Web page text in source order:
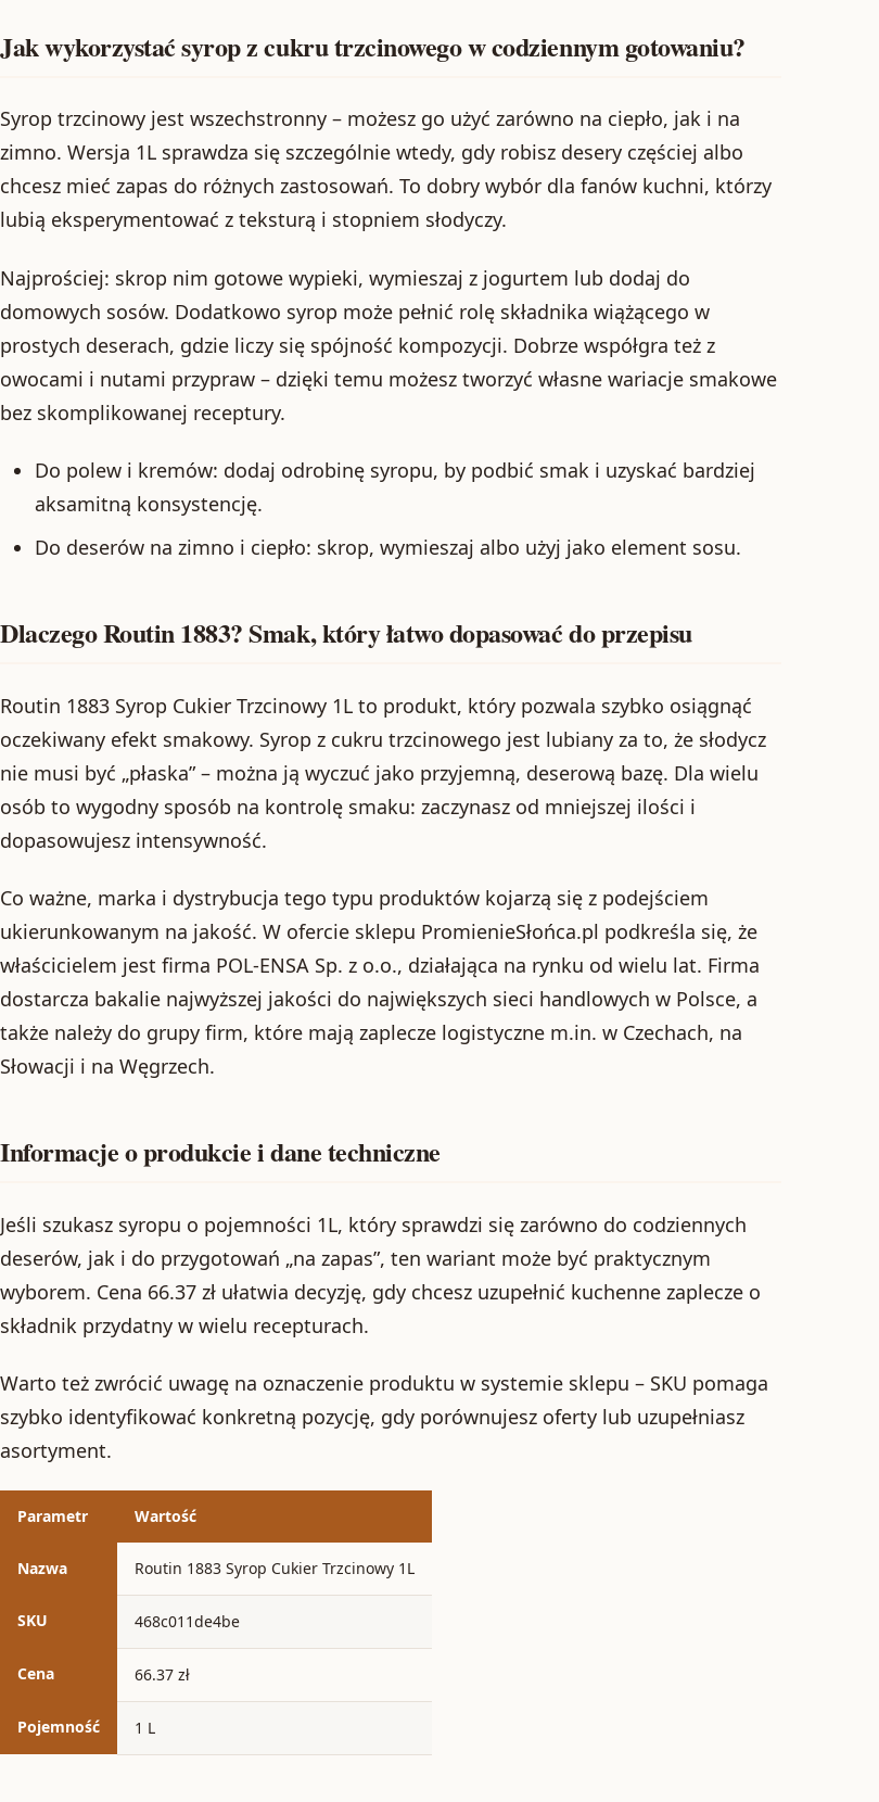
Jak wykorzystać syrop z cukru trzcinowego w codziennym gotowaniu?
Syrop trzcinowy jest wszechstronny – możesz go użyć zarówno na ciepło, jak i na
zimno. Wersja 1L sprawdza się szczególnie wtedy, gdy robisz desery częściej albo
chcesz mieć zapas do różnych zastosowań. To dobry wybór dla fanów kuchni, którzy
lubią eksperymentować z teksturą i stopniem słodyczy.
Najprościej: skrop nim gotowe wypieki, wymieszaj z jogurtem lub dodaj do
domowych sosów. Dodatkowo syrop może pełnić rolę składnika wiążącego w
prostych deserach, gdzie liczy się spójność kompozycji. Dobrze współgra też z
owocami i nutami przypraw – dzięki temu możesz tworzyć własne wariacje smakowe
bez skomplikowanej receptury.
Do polew i kremów: dodaj odrobinę syropu, by podbić smak i uzyskać bardziej
aksamitną konsystencję.
Do deserów na zimno i ciepło: skrop, wymieszaj albo użyj jako element sosu.
Dlaczego Routin 1883? Smak, który łatwo dopasować do przepisu
Routin 1883 Syrop Cukier Trzcinowy 1L to produkt, który pozwala szybko osiągnąć
oczekiwany efekt smakowy. Syrop z cukru trzcinowego jest lubiany za to, że słodycz
nie musi być „płaska” – można ją wyczuć jako przyjemną, deserową bazę. Dla wielu
osób to wygodny sposób na kontrolę smaku: zaczynasz od mniejszej ilości i
dopasowujesz intensywność.
Co ważne, marka i dystrybucja tego typu produktów kojarzą się z podejściem
ukierunkowanym na jakość. W ofercie sklepu PromienieSłońca.pl podkreśla się, że
właścicielem jest firma POL-ENSA Sp. z o.o., działająca na rynku od wielu lat. Firma
dostarcza bakalie najwyższej jakości do największych sieci handlowych w Polsce, a
także należy do grupy firm, które mają zaplecze logistyczne m.in. w Czechach, na
Słowacji i na Węgrzech.
Informacje o produkcie i dane techniczne
Jeśli szukasz syropu o pojemności 1L, który sprawdzi się zarówno do codziennych
deserów, jak i do przygotowań „na zapas”, ten wariant może być praktycznym
wyborem. Cena 66.37 zł ułatwia decyzję, gdy chcesz uzupełnić kuchenne zaplecze o
składnik przydatny w wielu recepturach.
Warto też zwrócić uwagę na oznaczenie produktu w systemie sklepu – SKU pomaga
szybko identyfikować konkretną pozycję, gdy porównujesz oferty lub uzupełniasz
asortyment.
Parametr Wartość
Nazwa Routin 1883 Syrop Cukier Trzcinowy 1L
SKU 468c011de4be
Cena 66.37 zł
Pojemność 1 L